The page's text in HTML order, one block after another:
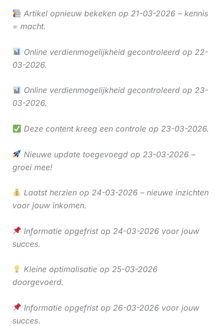
Artikel opnieuw bekeken op 21-03-2026 – kennis
= macht.
Online verdienmogelijkheid gecontroleerd op 22-
03-2026.
Online verdienmogelijkheid gecontroleerd op 23-
03-2026.
Deze content kreeg een controle op 23-03-2026.
Nieuwe update toegevoegd op 23-03-2026 –
groei mee!
Laatst herzien op 24-03-2026 – nieuwe inzichten
voor jouw inkomen.
Informatie opgefrist op 24-03-2026 voor jouw
succes.
Kleine optimalisatie op 25-03-2026
doorgevoerd.
Informatie opgefrist op 26-03-2026 voor jouw
succes.